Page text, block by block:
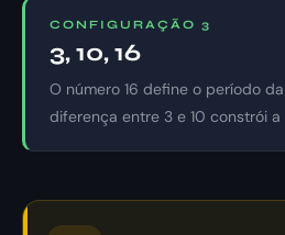
CONFIGURAÇÃO 3
3, 10, 16
O número 16 define o período
diferença entre 3 e 10 constrói a